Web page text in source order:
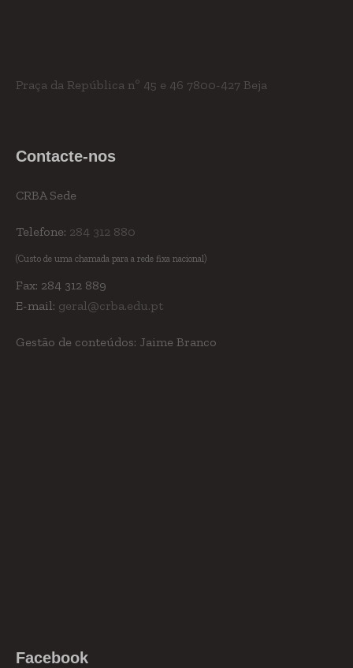
Praça da República nº 45 e 46 7800-427 Beja
Contacte-nos
CRBA Sede
Telefone: 284 312 880
(Custo de uma chamada para a rede fixa nacional)
Fax: 284 312 889
E-mail: geral@crba.edu.pt
Gestão de conteúdos: Jaime Branco
Facebook